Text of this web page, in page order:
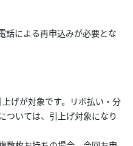
話による再申込みが必要とな
げが対象です。リボ払い・分
ついては、引上げ対象になり